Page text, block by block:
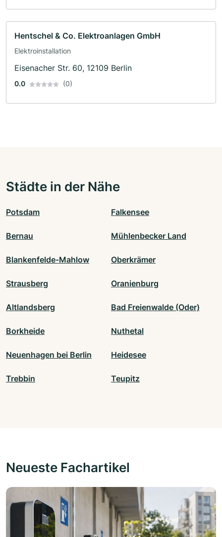
Hentschel & Co. Elektroanlagen GmbH
Elektroinstallation
Eisenacher Str. 60, 12109 Berlin
0.0 (0)
Städte in der Nähe
Potsdam Falkensee
Bernau Mühlenbecker Land
Blankenfelde-Mahlow Oberkrämer
Strausberg Oranienburg
Altlandsberg Bad Freienwalde (Oder)
Borkheide Nuthetal
Neuenhagen bei Berlin Heidesee
Trebbin Teupitz
Neueste Fachartikel